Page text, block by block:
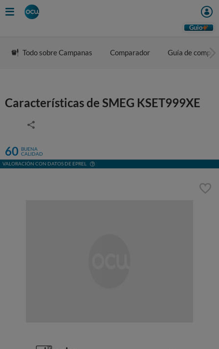
Guio
Todo sobre Campanas Comparador Guía de compra
Características de SMEG KSET999XE
60 BUENA
CALIDAD
VALORACIÓN CON DATOS DE EPREL